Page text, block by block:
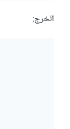
الخرج: